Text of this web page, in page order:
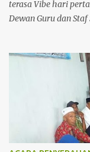
terasa Vibe hari
Dewan Guru dan
berbeda dari
setelah di tela'ah
besar SMAN 1
mereka dapat
sekolah kita
kebersamaan yang
akan terus bersama